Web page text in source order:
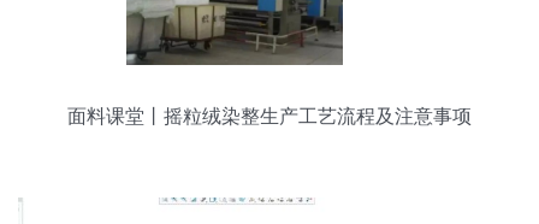
面料课堂丨摇粒绒染整生产工艺流程及注意事项